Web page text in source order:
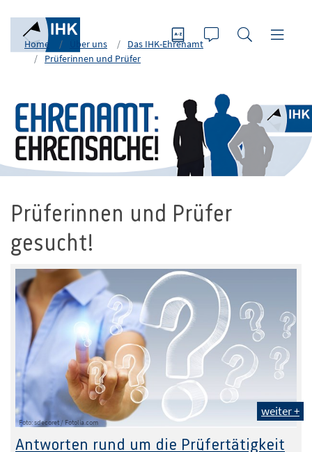
Home Über uns
Das IHK-Ehrenamt
Prüferinnen und Prüfer
Prüferinnen und Prüfer
gesucht!
Foto: sdecoret / Fotolia.com
weiter +
Antworten rund um die Prüfertätigkeit